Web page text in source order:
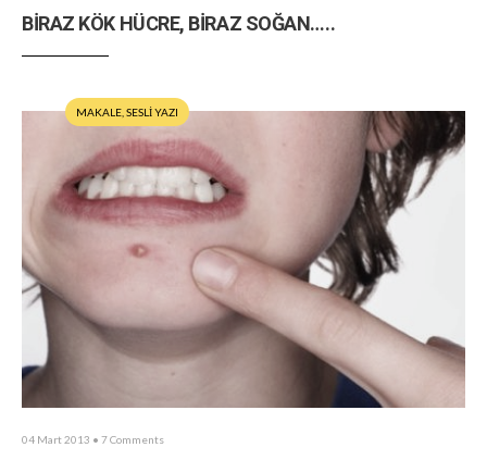
BİRAZ KÖK HÜCRE, BİRAZ SOĞAN…..
MAKALE SESLİ YAZI
04 Mart 2013 • 7 Comments